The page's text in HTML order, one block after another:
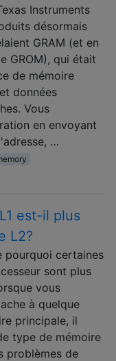
Instruments
désormais
GRAM (et en
GROM), qui était
de mémoire
données
Vous
en envoyant
…
est-il plus
L2?
pourquoi certaines
sont plus
vous
à quelque
principale, il
type de mémoire
problèmes de